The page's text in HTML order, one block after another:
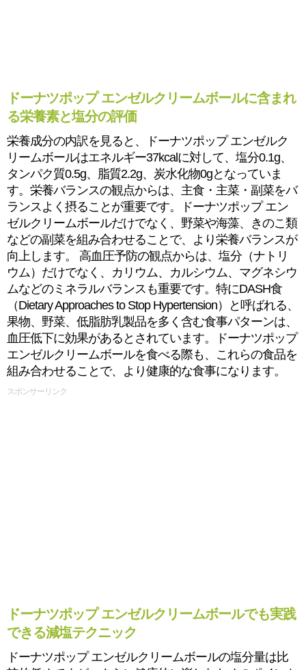
ドーナツポップ エンゼルクリームボールに含まれ
る栄養素と塩分の評価
栄養成分の内訳を見ると、ドーナツポップ エンゼルク
リームボールはエネルギー37kcalに対して、塩分0.1g、
タンパク質0.5g、脂質2.2g、炭水化物0gとなっていま
す。栄養バランスの観点からは、主食・主菜・副菜をバ
ランスよく摂ることが重要です。ドーナツポップ エン
ゼルクリームボールだけでなく、野菜や海藻、きのこ類
などの副菜を組み合わせることで、より栄養バランスが
向上します。 高血圧予防の観点からは、塩分（ナトリ
ウム）だけでなく、カリウム、カルシウム、マグネシウ
ムなどのミネラルバランスも重要です。特にDASH食
（Dietary Approaches to Stop Hypertension）と呼ばれる、
果物、野菜、低脂肪乳製品を多く含む食事パターンは、
血圧低下に効果があるとされています。ドーナツポップ
エンゼルクリームボールを食べる際も、これらの食品を
組み合わせることで、より健康的な食事になります。
スポンサーリンク
ドーナツポップ エンゼルクリームボールでも実践
できる減塩テクニック
ドーナツポップ エンゼルクリームボールの塩分量は比